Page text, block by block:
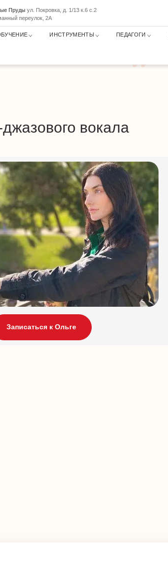
Прудыул. Покровка, д. 1/13 к.6 с.2
переулок, 2А
ИНСТРУМЕНТЫ ПЕДАГОГИ
вокала
Записаться к Ольге